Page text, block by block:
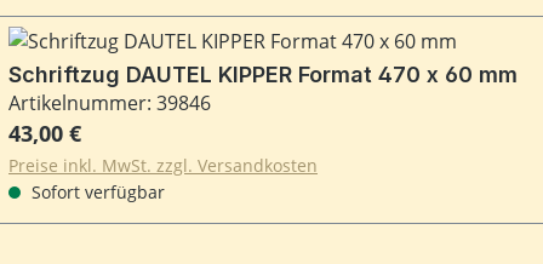
Schriftzug DAUTEL KIPPER Format 470 x 60 mm
Artikelnummer: 39846
Regulärer Preis:
43,00 €
Preise inkl. MwSt. zzgl. Versandkosten
Sofort verfügbar